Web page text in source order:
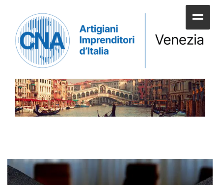
HOME
SERVIZI ALLE IMPRESE
APPUNTAMENTI E NEWS